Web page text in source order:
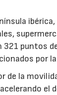
puntos
por
de la
el